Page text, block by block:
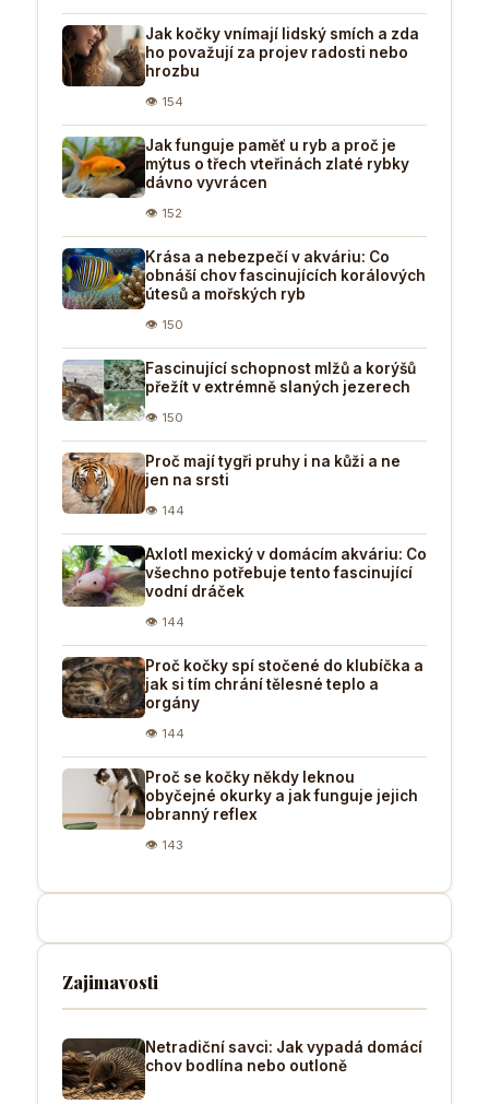
Jak kočky vnímají lidský smích a zda
ho považují za projev radosti nebo
hrozbu
👁 154
Jak funguje paměť u ryb a proč je
mýtus o třech vteřinách zlaté rybky
dávno vyvrácen
👁 152
Krása a nebezpečí v akváriu: Co
obnáší chov fascinujících korálových
útesů a mořských ryb
👁 150
Fascinující schopnost mlžů a korýšů
přežít v extrémně slaných jezerech
👁 150
Proč mají tygři pruhy i na kůži a ne
jen na srsti
👁 144
Axlotl mexický v domácím akváriu: Co
všechno potřebuje tento fascinující
vodní dráček
👁 144
Proč kočky spí stočené do klubíčka a
jak si tím chrání tělesné teplo a
orgány
👁 144
Proč se kočky někdy leknou
obyčejné okurky a jak funguje jejich
obranný reflex
👁 143
Zajimavosti
Netradiční savci: Jak vypadá domácí
chov bodlína nebo outloně